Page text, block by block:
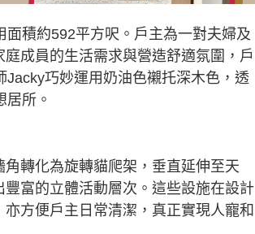
積約592平方呎。戶主為一對夫婦及
成員的生活需求與營造舒適氛圍，戶
巧妙運用奶油色襯托深木色，透
所。
轉化為旋轉貓爬架，垂直延伸至天
富的立體活動層次。這些設施在設計
方便戶主日常清潔，真正實現人寵和